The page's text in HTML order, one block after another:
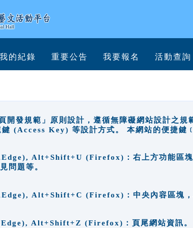
我的紀錄 重要公告 我要報名 活動查詢
開發規範」原則設計，遵循無障礙網站設計之
(Access Key) 等設計方式。 本網站的便捷鍵
Alt+Shift+U (Firefox)：右上方功能區塊
問題等。
Alt+Shift+C (Firefox)：中央內容區塊，
Alt+Shift+Z (Firefox)：頁尾網站資訊。